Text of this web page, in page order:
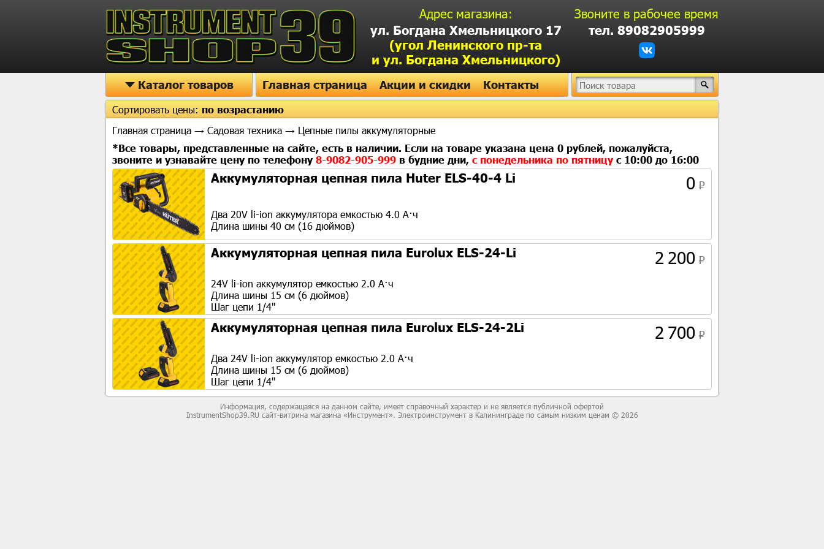
Адрес магазина:
ул. Богдана Хмельницкого 17
(угол Ленинского пр-та
и ул. Богдана Хмельницкого)
Звоните в рабочее время
тел. 89082905999
Каталог товаров Главная страница Акции и скидки Контакты
Сортировать цены: по возрастанию
Главная страница → Садовая техника → Цепные пилы аккумуляторные
*Все товары, представленные на сайте, есть в наличии. Если на товаре указана цена 0 рублей, пожалуйста,
звоните и узнавайте цену по телефону 8-9082-905-999 в будние дни, с понедельника по пятницу с 10:00 до 16:00
Аккумуляторная цепная пила Huter ELS-40-4 Li
Два 20V li-ion аккумулятора емкостью 4.0 А·ч
Длина шины 40 см (16 дюймов)
0
Аккумуляторная цепная пила Eurolux ELS-24-Li
24V li-ion аккумулятор емкостью 2.0 А·ч
Длина шины 15 см (6 дюймов)
Шаг цепи 1/4''
2 200
Аккумуляторная цепная пила Eurolux ELS-24-2Li
Два 24V li-ion аккумулятор емкостью 2.0 А·ч
Длина шины 15 см (6 дюймов)
Шаг цепи 1/4''
2 700
Информация, содержащаяся на данном сайте, имеет справочный характер и не является публичной офертой
InstrumentShop39.RU сайт-витрина магазина «Инструмент». Электроинструмент в Калининграде по самым низким ценам © 2026